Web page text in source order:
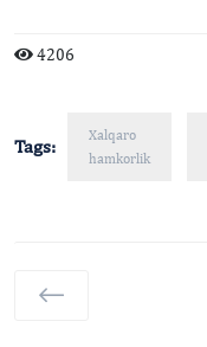
4206
Tags:
Xalqaro
hamkorlik